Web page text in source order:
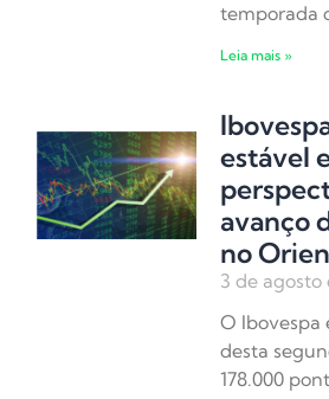
temporada
Leia mais »
estável
avanço
no
3 de agosto
O Ibovespa
desta
178.000